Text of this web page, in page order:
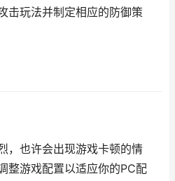
击玩法并制定相应的防御策
，也许会出现游戏卡顿的情
整游戏配置以适应你的PC配